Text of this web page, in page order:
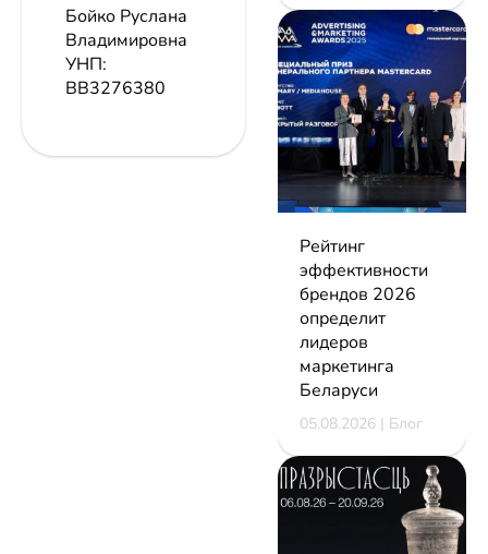
Бойко Руслана
Владимировна
УНП:
BB3276380
Рейтинг
эффективности
брендов 2026
определит
лидеров
маркетинга
Беларуси
05.08.2026 | Блог